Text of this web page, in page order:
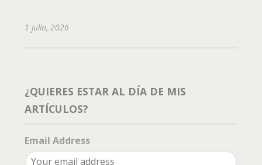
1 julio, 2026
¿QUIERES ESTAR AL DÍA DE MIS
ARTÍCULOS?
Email Address